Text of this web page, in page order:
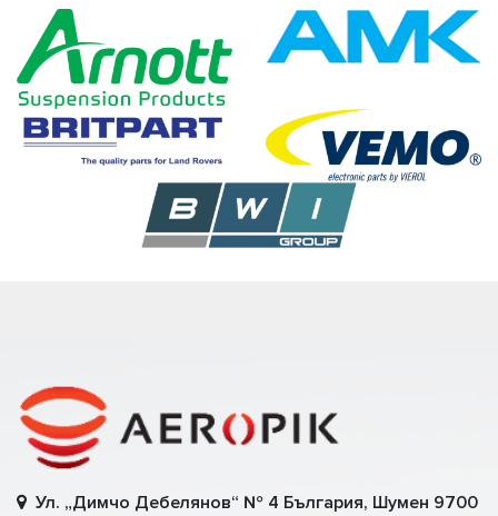
Ул. „Димчо Дебелянов“ № 4 България, Шумен 9700